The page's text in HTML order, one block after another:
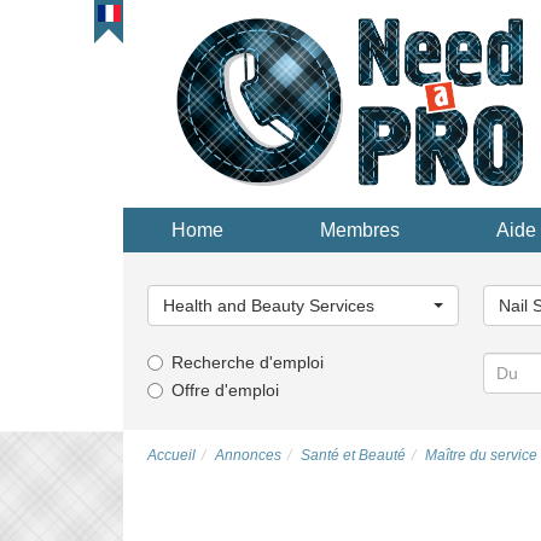
Home Membres Aide
une
catégorie...
Health and Beauty Services
uneNail
Recherche d'emploi
Offre d'emploi
Accueil Annonces Santé et Beauté Maître du